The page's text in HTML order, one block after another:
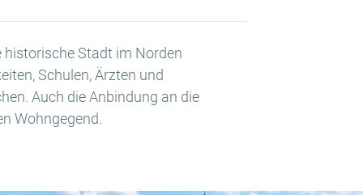
Stadt im Norden
Schulen, Ärzten und
Auch die Anbindung an die
Wohngegend.